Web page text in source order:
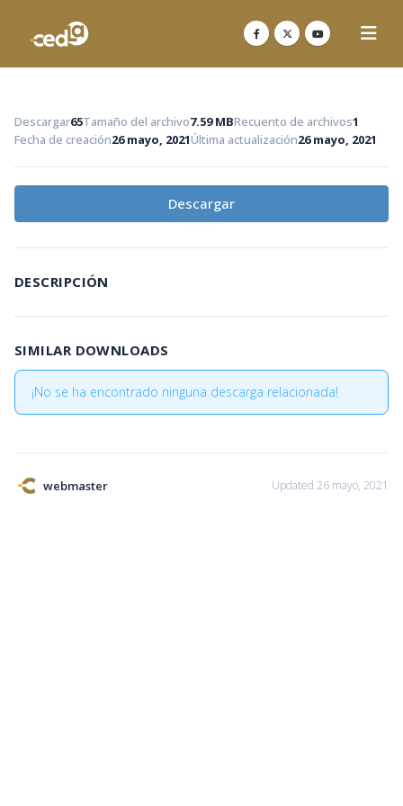
Descargar65Tamaño del archivo7.59 MBRecuento de archivos1
Fecha de creación26 mayo, 2021Última actualización26 mayo, 2021
Descargar
DESCRIPCIÓN
SIMILAR DOWNLOADS
¡No se ha encontrado ninguna descarga relacionada!
webmaster Updated 26 mayo, 2021